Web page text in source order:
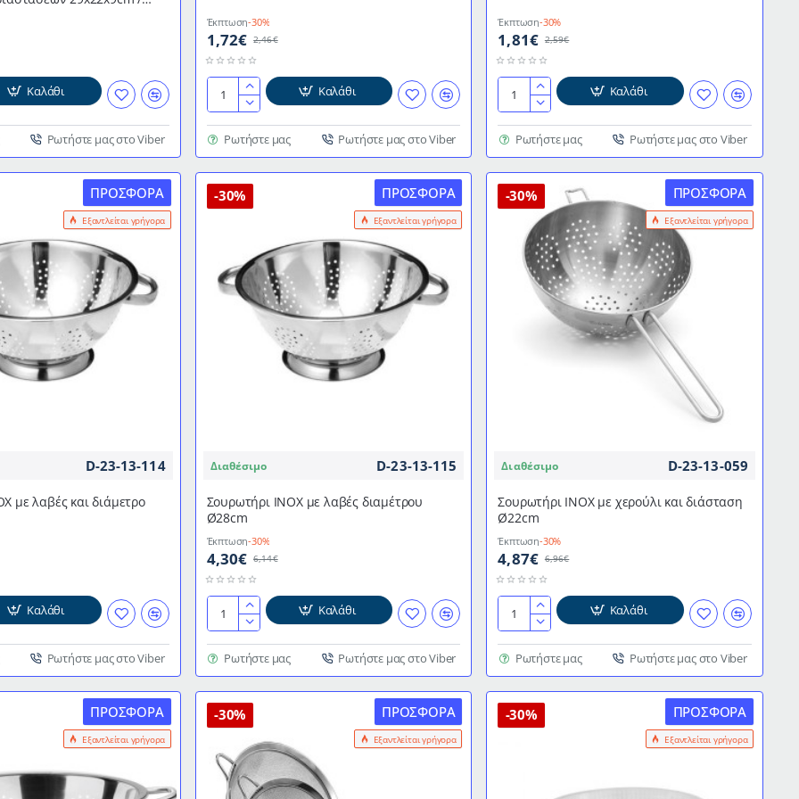
Καλάθι
Ρωτήστε μας στο Viber
Έκπτωση-30%
1,72€ 2,46€
Σουρωτήρι
διαστάσεων
Ø8cm
Καλάθι
Ρωτήστε μας Ρωτήστε μας στο Viber
Έκπτωση-30%
1,81€ 2,59€
Σουρωτήρι
Ø10cm
ΙΝΟΧ
Καλάθι
Ρωτήστε μας Ρωτήστε μας στο Viber
ΠΡΟΣΦΟΡΆ
Εξαντλείται γρήγορα
D-23-13-114
με λαβές και διάμετρο
Καλάθι
Ρωτήστε μας στο Viber
ΠΡΟΣΦΟΡΆ
Εξαντλείται γρήγορα
-30%
Διαθέσιμο D-23-13-115
Σουρωτήρι ΙΝΟΧ με λαβές διαμέτρου
Ø28cm
Έκπτωση-30%
4,30€ 6,14€
Σουρωτήρι
με
λαβές
διαμέτρου
Ø28cm
Καλάθι
Ρωτήστε μας Ρωτήστε μας στο Viber
ΠΡΟΣΦΟΡΆ
Εξαντλείται γρήγορα
-30%
Διαθέσιμο D-23-13-059
Σουρωτήρι ΙΝΟΧ με χερούλι και διάσταση
Ø22cm
Έκπτωση-30%
4,87€ 6,96€
Σουρωτήρι
με
χερούλι
και
διάσταση
Ø22cm
Καλάθι
Ρωτήστε μας Ρωτήστε μας στο Viber
ΠΡΟΣΦΟΡΆ
Εξαντλείται γρήγορα
ΠΡΟΣΦΟΡΆ
Εξαντλείται γρήγορα
-30% ΠΡΟΣΦΟΡΆ
Εξαντλείται γρήγορα
-30%